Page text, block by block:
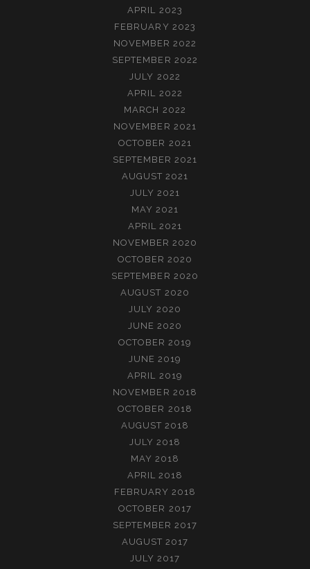
APRIL 2023
FEBRUARY 2023
NOVEMBER 2022
SEPTEMBER 2022
JULY 2022
APRIL 2022
MARCH 2022
NOVEMBER 2021
OCTOBER 2021
SEPTEMBER 2021
AUGUST 2021
JULY 2021
MAY 2021
APRIL 2021
NOVEMBER 2020
OCTOBER 2020
SEPTEMBER 2020
AUGUST 2020
JULY 2020
JUNE 2020
OCTOBER 2019
JUNE 2019
APRIL 2019
NOVEMBER 2018
OCTOBER 2018
AUGUST 2018
JULY 2018
MAY 2018
APRIL 2018
FEBRUARY 2018
OCTOBER 2017
SEPTEMBER 2017
AUGUST 2017
JULY 2017